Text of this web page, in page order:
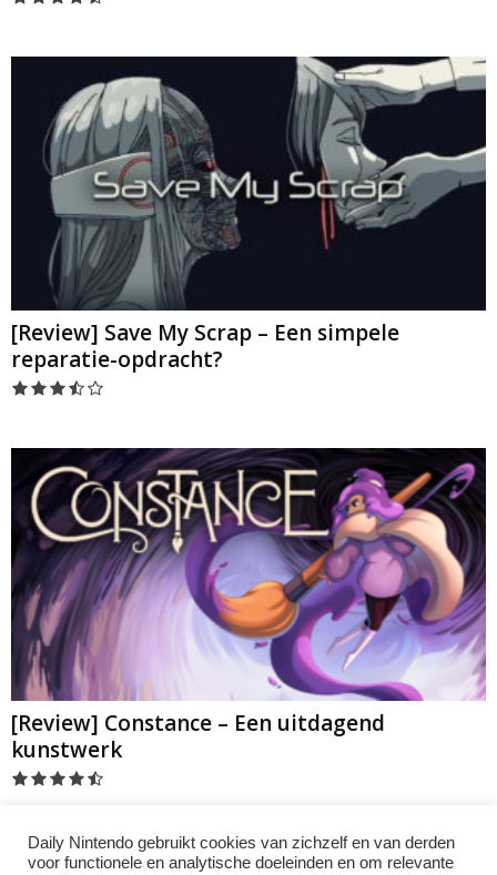
[Review] Save My Scrap – Een simpele
reparatie-opdracht?
[Review] Constance – Een uitdagend
kunstwerk
Daily Nintendo gebruikt cookies van zichzelf en van derden
voor functionele en analytische doeleinden en om relevante